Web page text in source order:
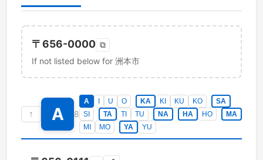
〒656-0000 ⧉
If not listed below for 洲本市
↑ A 8
A U O KA KI KU KO
SA
SI
TA TI TU NA HA HO
MA
MI
MO YA YU